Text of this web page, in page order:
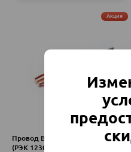
Акция
Провод ВВГнг 3х2.5 ГОСТ ККЗ
(РЭК 123046) 00036285